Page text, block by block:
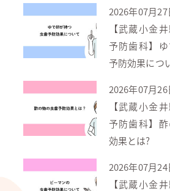
2026年07月27
【武蔵小金
予防歯科】
予防効果につ
2026年07月26
【武蔵小金
予防歯科】
効果とは?
2026年07月24
【武蔵小金